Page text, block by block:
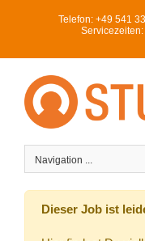
Telefon: +49 541
Navigation ...
Dieser Job ist